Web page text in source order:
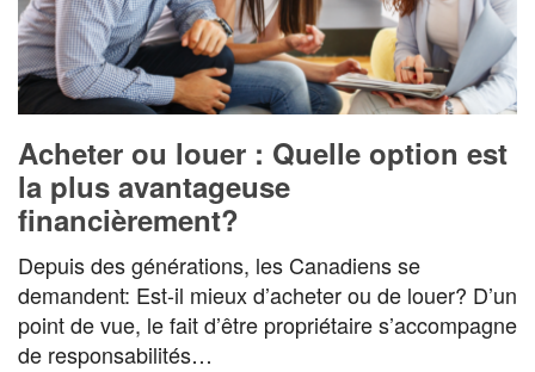
Acheter ou louer : Quelle option est
la plus avantageuse
financièrement?
Depuis des générations, les Canadiens se
demandent: Est-il mieux d’acheter ou de louer? D’un
point de vue, le fait d’être propriétaire s’accompagne
de responsabilités…